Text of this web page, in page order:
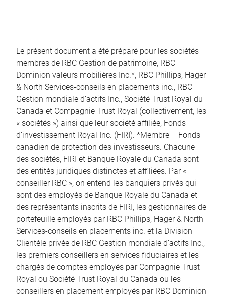
Le présent document a été préparé pour les sociétés
membres de RBC Gestion de patrimoine, RBC
Dominion valeurs mobilières Inc.*, RBC Phillips, Hager
& North Services-conseils en placements inc., RBC
Gestion mondiale d’actifs Inc., Société Trust Royal du
Canada et Compagnie Trust Royal (collectivement, les
« sociétés ») ainsi que leur société affiliée, Fonds
d’investissement Royal Inc. (FIRI). *Membre – Fonds
canadien de protection des investisseurs. Chacune
des sociétés, FIRI et Banque Royale du Canada sont
des entités juridiques distinctes et affiliées. Par «
conseiller RBC », on entend les banquiers privés qui
sont des employés de Banque Royale du Canada et
des représentants inscrits de FIRI, les gestionnaires de
portefeuille employés par RBC Phillips, Hager & North
Services-conseils en placements inc. et la Division
Clientèle privée de RBC Gestion mondiale d’actifs Inc.,
les premiers conseillers en services fiduciaires et les
chargés de comptes employés par Compagnie Trust
Royal ou Société Trust Royal du Canada ou les
conseillers en placement employés par RBC Dominion